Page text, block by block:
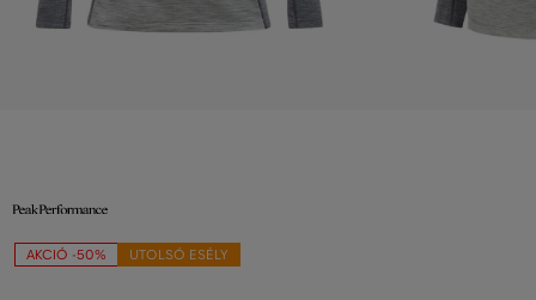
AKCIÓ -50% UTOLSÓ ESÉLY